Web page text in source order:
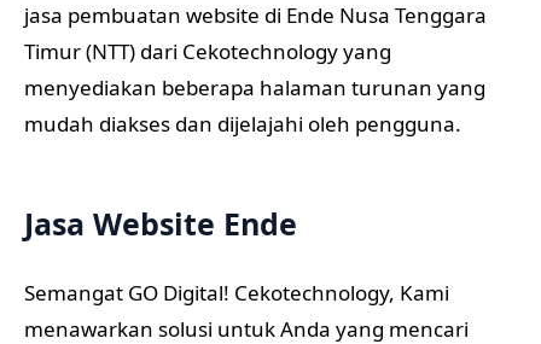
jasa pembuatan website di Ende Nusa Tenggara
Timur (NTT) dari Cekotechnology yang
menyediakan beberapa halaman turunan yang
mudah diakses dan dijelajahi oleh pengguna.
Jasa Website Ende
Semangat GO Digital! Cekotechnology, Kami
menawarkan solusi untuk Anda yang mencari